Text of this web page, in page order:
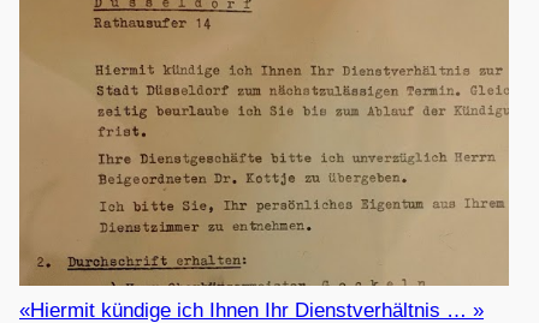
«Hier­mit kün­dige ich Ihnen Ihr Dienst­ver­hält­nis … »